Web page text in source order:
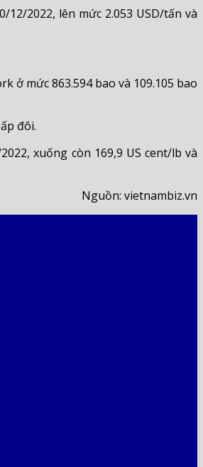
2022, lên mức 2.053 USD/tấn và
ở mức 863.594 bao và 109.105 bao
đôi.
xuống còn 169,9 US cent/lb và
Nguồn: vietnambiz.vn